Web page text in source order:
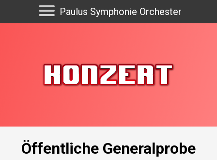
Paulus Symphonie Orchester
Öffentliche Generalprobe